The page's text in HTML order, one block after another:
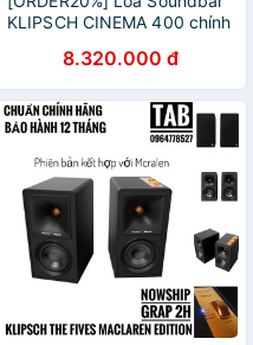
KLIPSCH CINEMA 400 chính
12 tháng.8.320.000 đ